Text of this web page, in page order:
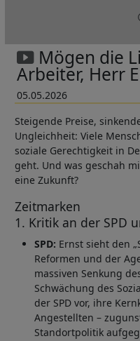
05.05.2026
Mögen die
Arbeiter, Herr
Steigende Preise,
Ungleichheit: Viele
soziale Gerechtigkeit in
geht. Und was geschah
eine Zukunft?
Zeitmarken
1. Kritik an der SPD
SPD: Ernst sieht den
Reformen und der
massiven Senkung
Schwächung des
der SPD vor, ihre
Angestellten –
Standortpolitik